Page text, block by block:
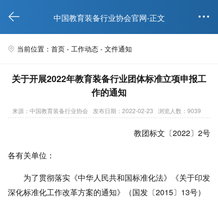
 中国教育装备行业协会官网-正文 
 当前位置：首页 - 工作动态 - 文件通知
关于开展2022年教育装备行业团体标准立项申报工
作的通知
来源：中国教育装备行业协会 发布日期：2022-02-23 浏览人数：9039
教团标文〔2022〕2号
各有关单位：
为了贯彻落实《中华人民共和国标准化法》《关于印发
深化标准化工作改革方案的通知》（国发〔2015〕13号）